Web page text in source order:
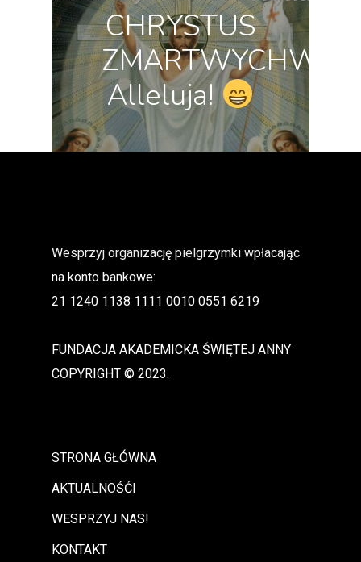
CHRYSTUS
Alleluja!
Wesprzyj organizację pielgrzymki wpłacając
na konto bankowe:
21 1240 1138 1111 0010 0551 6219
FUNDACJA AKADEMICKA ŚWIĘTEJ ANNY
COPYRIGHT © 2023.
STRONA GŁÓWNA
AKTUALNOŚĆI
WESPRZYJ NAS!
KONTAKT